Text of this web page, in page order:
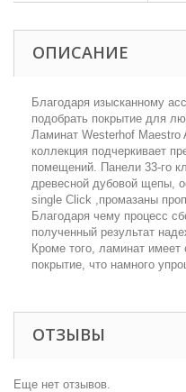
ОПИСАНИЕ
Благодаря изысканному
подобрать покрытие для
Ламинат Westerhof Maestro
коллекция подчеркивает
помещений. Панели 33-го
древесной дубовой щепы,
single Click ,промазаны
Благодаря чему процесс
полученный результат
Кроме того, ламинат имеет
покрытие, что намного
ОТЗЫВЫ
Еще нет отзывов.